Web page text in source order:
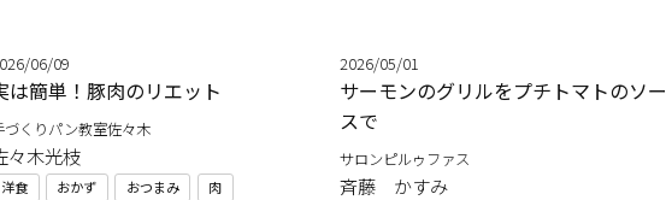
06/09
は簡単！豚肉のリエット
づくりパン教室佐々木
々木光枝
洋食 おかず おつまみ 肉
2026/05/01
サーモンのグリルをプチトマトのソー
スで
サロンピルゥファス
斉藤 かすみ